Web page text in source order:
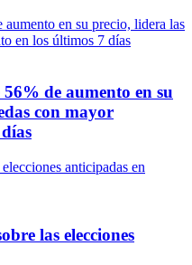
en su precio, lidera las
en los últimos 7 días
de aumento en su
con mayor
anticipadas en
las elecciones